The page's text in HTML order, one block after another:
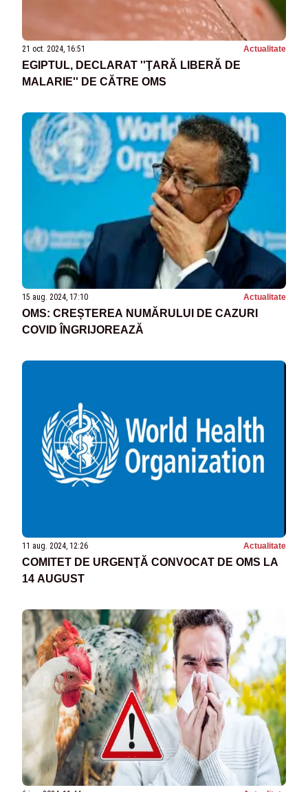
21 oct. 2024, 16:51 Actualitate
EGIPTUL, DECLARAT ''ŢARĂ LIBERĂ DE
MALARIE'' DE CĂTRE OMS
15 aug. 2024, 17:10 Actualitate
OMS: CREȘTEREA NUMĂRULUI DE CAZURI
COVID ÎNGRIJOREAZĂ
11 aug. 2024, 12:26 Actualitate
COMITET DE URGENŢĂ CONVOCAT DE OMS LA
14 AUGUST